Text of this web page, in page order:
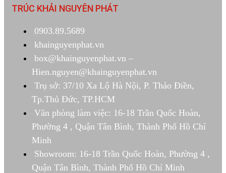
TRÚC KHẢI NGUYÊN PHÁT
0903.89.5689
khainguyenphat.vn
box@khainguyenphat.vn –
Hien.nguyen@khainguyenphat.vn
Trụ sở: 37/10 Xa Lộ Hà Nội, P. Thảo Điền,
Tp.Thủ Đức, TP.HCM
Văn phòng làm việc: 16-18 Trần Quốc Hoàn,
Phường 4 , Quận Tân Bình, Thành Phố Hồ Chí
Minh
Showroom: 16-18 Trần Quốc Hoàn, Phường 4 ,
Quận Tân Bình, Thành Phố Hồ Chí Minh